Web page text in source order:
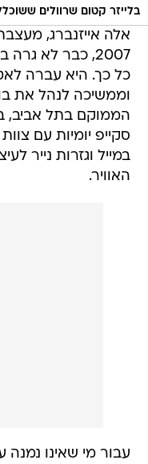
בלייזר קטום שרוולים
אלה אייזנברג,
2007, כבר לא
כל כך. היא עברה
וממשיכה לנהל את
הממוקם בתל אביב,
סקייפ יומיות עם
במייל וגזרות נייר
האוויר.
עבור מי שאינו